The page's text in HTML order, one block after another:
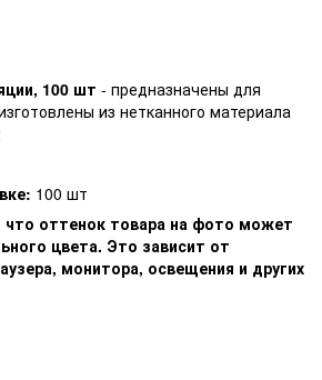
100 шт - предназначены для
из нетканного материала
100 шт
что оттенок товара на фото может
цвета. Это зависит от
монитора, освещения и других